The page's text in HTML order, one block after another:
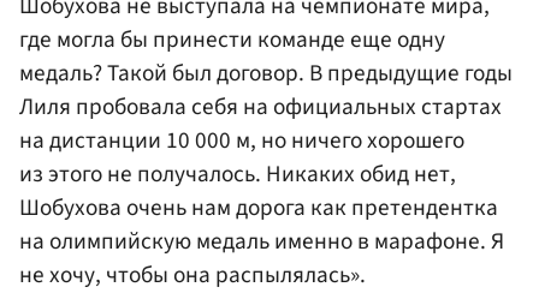
где могла бы принести команде еще одну
медаль? Такой был договор. В предыдущие годы
Лиля пробовала себя на официальных стартах
на дистанции 10 000 м, но ничего хорошего
из этого не получалось. Никаких обид нет,
Шобухова очень нам дорога как претендентка
на олимпийскую медаль именно в марафоне. Я
не хочу, чтобы она распылялась».